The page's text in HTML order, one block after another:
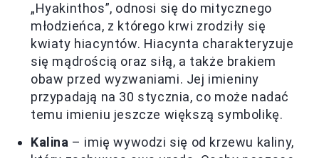
„Hyakinthos”, odnosi się do mitycznego
młodzieńca, z którego krwi zrodziły się
kwiaty hiacyntów. Hiacynta charakteryzuje
się mądrością oraz siłą, a także brakiem
obaw przed wyzwaniami. Jej imieniny
przypadają na 30 stycznia, co może nadać
temu imieniu jeszcze większą symbolikę.
Kalina – imię wywodzi się od krzewu kaliny,